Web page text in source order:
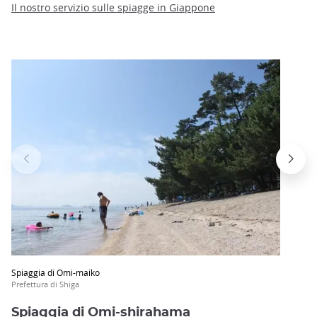
Il nostro servizio sulle spiagge in Giappone
Spiaggia di Omi-maiko
Prefettura di Shiga
Spiaggia di Omi-shirahama